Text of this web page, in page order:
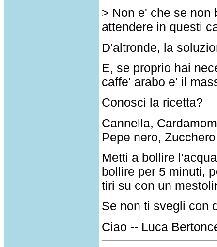
> Non e' che se non
attendere in questi
D'altronde, la
E, se proprio hai
caffe' arabo e' il
Conosci la ricetta?
Cannella,
Pepe nero,
Metti a bollire
bollire per 5 minuti,
tiri su con un
Se non ti svegli con
Ciao -- Luca